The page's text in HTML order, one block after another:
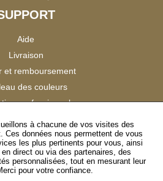
Aide
Livraison
et remboursement
des couleurs
professionnels
Catalogues
Clients
NOUS
à chacune de vos visites des
Ces données nous permettent de vous
les plus pertinents pour vous, ainsi
direct ou via des partenaires, des
personnalisées, tout en mesurant leur
pour votre confiance.